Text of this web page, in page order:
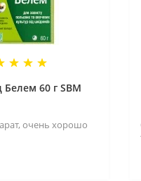
Белем 60 г SBM
очень хорошо